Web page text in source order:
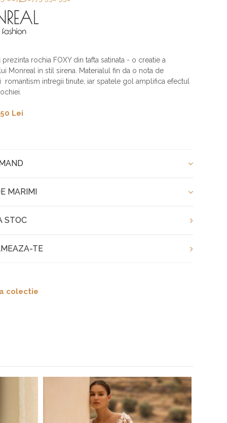
prezinta rochia FOXY din tafta satinata - o creatie a
Monreal in stil sirena. Materialul fin da o nota de
romantism intregii tinute, iar spatele gol amplifica efectul
Lei
MARIMI
STOC
TE
colectie